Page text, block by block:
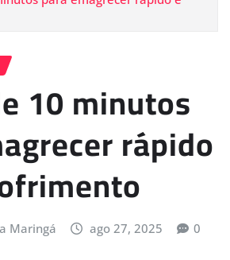
10 minutos
rápido
Maringá ago 27, 2025 0